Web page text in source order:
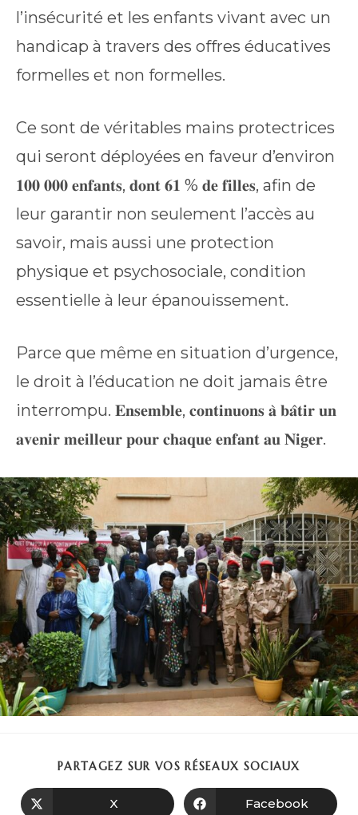
l’insécurité et les enfants vivant avec un
handicap à travers des offres éducatives
formelles et non formelles.
Ce sont de véritables mains protectrices
qui seront déployées en faveur d’environ
𝟏𝟎𝟎 𝟎𝟎𝟎 𝐞𝐧𝐟𝐚𝐧𝐭𝐬, 𝐝𝐨𝐧𝐭 𝟔𝟏 % 𝐝𝐞 𝐟𝐢𝐥𝐥𝐞𝐬, afin de
leur garantir non seulement l’accès au
savoir, mais aussi une protection
physique et psychosociale, condition
essentielle à leur épanouissement.
Parce que même en situation d’urgence,
le droit à l’éducation ne doit jamais être
interrompu. 𝐄𝐧𝐬𝐞𝐦𝐛𝐥𝐞, 𝐜𝐨𝐧𝐭𝐢𝐧𝐮𝐨𝐧𝐬 𝐚̀ 𝐛𝐚̂𝐭𝐢𝐫 𝐮𝐧
𝐚𝐯𝐞𝐧𝐢𝐫 𝐦𝐞𝐢𝐥𝐥𝐞𝐮𝐫 𝐩𝐨𝐮𝐫 𝐜𝐡𝐚𝐪𝐮𝐞 𝐞𝐧𝐟𝐚𝐧𝐭 𝐚𝐮 𝐍𝐢𝐠𝐞𝐫.
PARTAGEZ SUR VOS RÉSEAUX SOCIAUX
X Facebook